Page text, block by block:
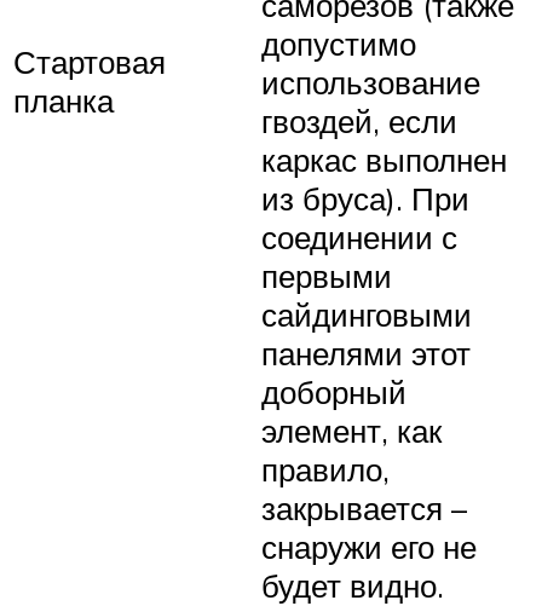
Стартовая
планка
допустимо
использование
гвоздей, если
каркас выполнен
из бруса). При
соединении с
первыми
сайдинговыми
панелями этот
доборный
элемент, как
правило,
закрывается –
снаружи его не
будет видно.